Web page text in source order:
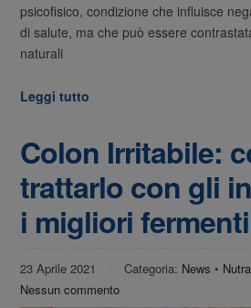
psicofisico, condizione che influisce
di salute, ma che può essere
naturali
Leggi tutto
Colon Irritabile:
trattarlo con gli
i migliori
23 Aprile 2021 Categoria: News •
Nessun commento